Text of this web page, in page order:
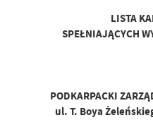
LISTA
SPEŁNIAJĄCYCH
PODKARPACKI
ul. T. Boya